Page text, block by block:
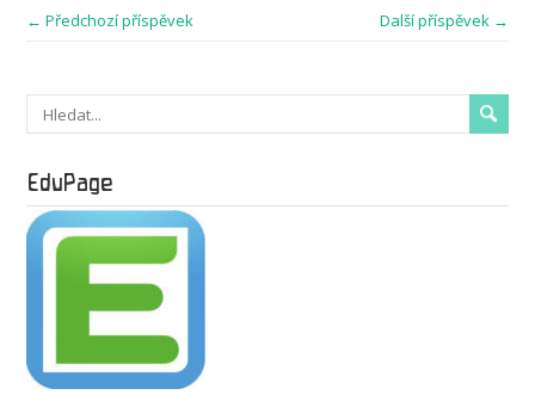
← Předchozí příspěvek Další příspěvek →
EduPage